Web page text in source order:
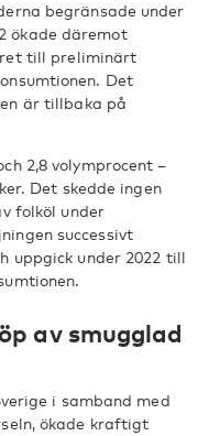
begränsade under
ökade däremot
till preliminärt
Det
är tillbaka på
2,8 volymprocent –
Det skedde ingen
folköl under
successivt
uppgick under 2022 till
av smugglad
i samband med
ökade kraftigt